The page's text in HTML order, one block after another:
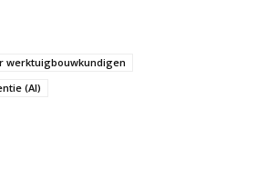
werktuigbouwkundigen
(AI)